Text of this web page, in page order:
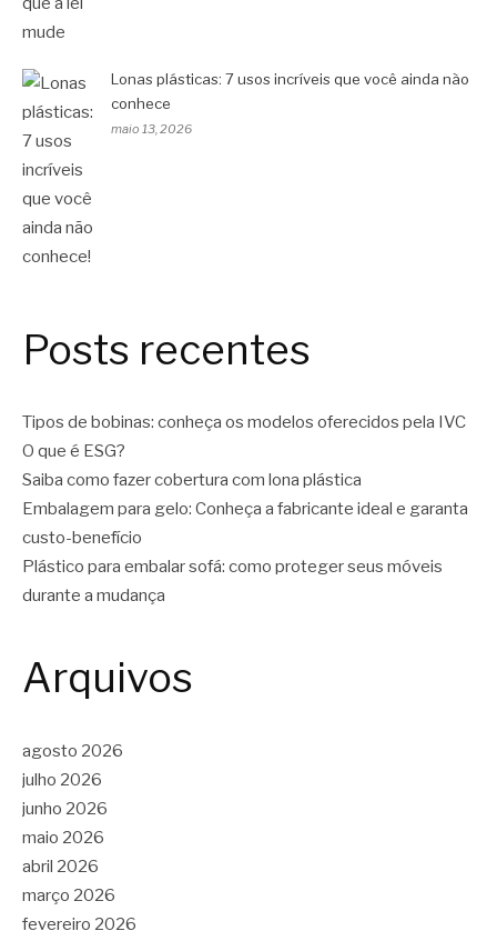
Lonas plásticas: 7 usos incríveis que você ainda não
conhece
maio 13, 2026
Posts recentes
Tipos de bobinas: conheça os modelos oferecidos pela IVC
O que é ESG?
Saiba como fazer cobertura com lona plástica
Embalagem para gelo: Conheça a fabricante ideal e garanta
custo-benefício
Plástico para embalar sofá: como proteger seus móveis
durante a mudança
Arquivos
agosto 2026
julho 2026
junho 2026
maio 2026
abril 2026
março 2026
fevereiro 2026